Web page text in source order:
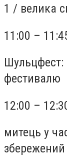
1 / велика
11:00 –
Шульцфест:
фестивалю
12:00 –
митець у
збережений